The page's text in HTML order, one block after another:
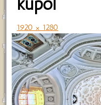
1920 × 1280